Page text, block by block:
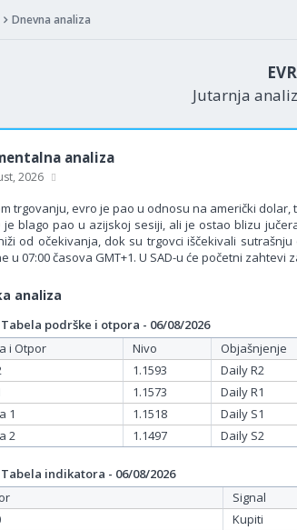
Dnevna analiza
Jutarnja
analiza
2026
trgovanju, evro je pao u odnosu na američki dolar,
je blago pao u azijskoj sesiji, ali je ostao blizu
od očekivanja, dok su trgovci iščekivali
u 07:00 časova GMT+1. U SAD-u će početni
analiza
Tabela podrške i otpora - 06/08/2026
i Otpor
Nivo
Objašnjenje
1.1593
Daily R2
1.1573
Daily R1
1
1.1518
Daily S1
2
1.1497 Daily S2
Tabela indikatora - 06/08/2026
Signal
Kupiti